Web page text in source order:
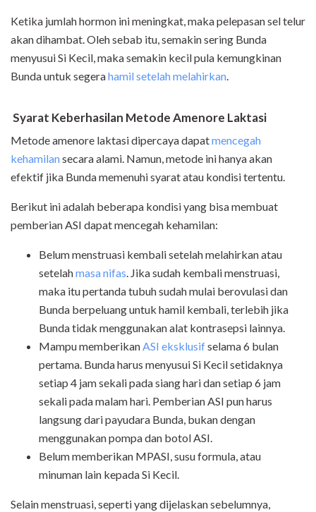
Ketika jumlah hormon ini meningkat, maka pelepasan sel telur
akan dihambat. Oleh sebab itu, semakin sering Bunda
menyusui Si Kecil, maka semakin kecil pula kemungkinan
Bunda untuk segerahamil setelah melahirkan.
Syarat Keberhasilan Metode Amenore Laktasi
Metode amenore laktasi dipercaya dapatmencegah
kehamilansecara alami. Namun, metode ini hanya akan
efektif jika Bunda memenuhi syarat atau kondisi tertentu.
Berikut ini adalah beberapa kondisi yang bisa membuat
pemberian ASI dapat mencegah kehamilan:
Belum menstruasi kembali setelah melahirkan atau
setelahmasanifas. Jika sudah kembali menstruasi,
maka itu pertanda tubuh sudah mulai berovulasi dan
Bunda berpeluang untuk hamil kembali, terlebih jika
Bunda tidak menggunakan alat kontrasepsi lainnya.
Mampu memberikanASI eksklusifselama 6 bulan
pertama. Bunda harus menyusui Si Kecil setidaknya
setiap 4 jam sekali pada siang hari dan setiap 6 jam
sekali pada malam hari. Pemberian ASI pun harus
langsung dari payudara Bunda, bukan dengan
menggunakan pompa dan botol ASI.
Belum memberikan MPASI, susu formula, atau
minuman lain kepada Si Kecil.
Selain menstruasi, seperti yang dijelaskan sebelumnya,